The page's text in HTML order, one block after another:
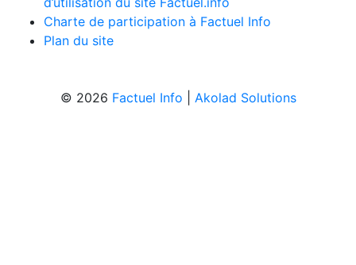
Charte de participation à Factuel Info
Plan du site
© 2026 Factuel Info Akolad Solutions